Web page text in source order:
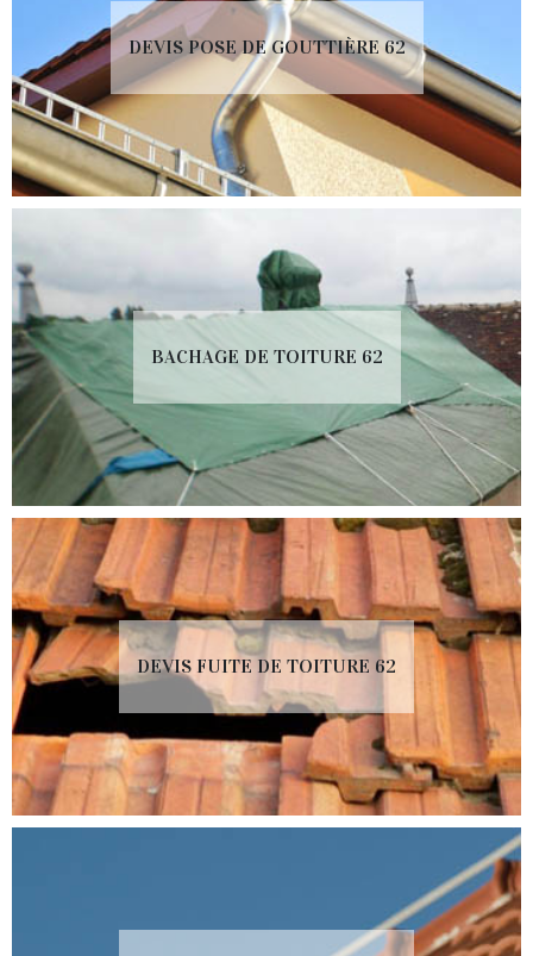
DEVIS POSE DE GOUTTIÈRE 62
BACHAGE DE TOITURE 62
DEVIS FUITE DE TOITURE 62